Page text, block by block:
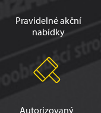
Pravidelné akční
nabídky
Autorizovaný